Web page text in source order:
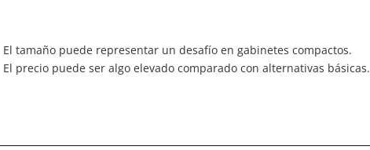
El tamaño puede representar un desafío en gabinetes compactos.
El precio puede ser algo elevado comparado con alternativas básicas.